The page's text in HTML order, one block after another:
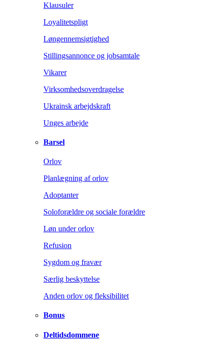
Klausuler
Loyalitetspligt
Løngennemsigtighed
Stillingsannonce og jobsamtale
Vikarer
Virksomhedsoverdragelse
Ukrainsk arbejdskraft
Unges arbejde
Barsel
Orlov
Planlægning af orlov
Adoptanter
Soloforældre og sociale forældre
Løn under orlov
Refusion
Sygdom og fravær
Særlig beskyttelse
Anden orlov og fleksibilitet
Bonus
Deltidsdommene